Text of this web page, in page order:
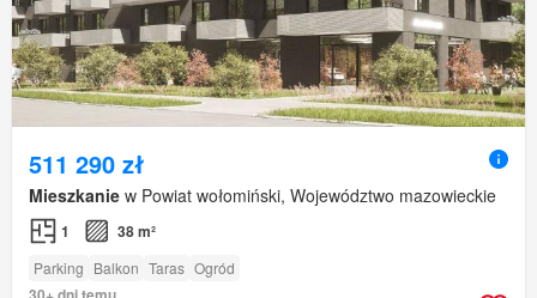
511 290 zł
Mieszkanie w Powiat wołomiński, Województwo mazowieckie
1 38 m²
Parking Balkon Taras Ogród